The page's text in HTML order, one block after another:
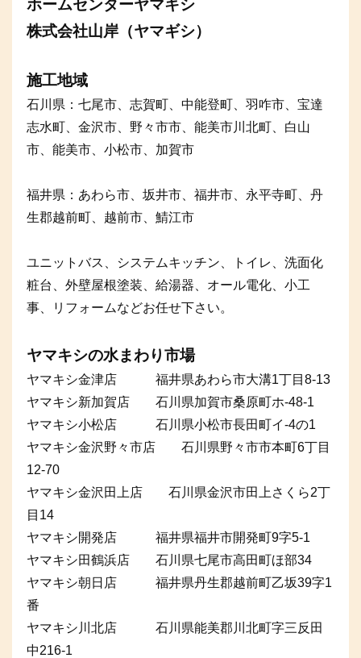
ホームセンターヤマキシ
株式会社山岸（ヤマギシ）
施工地域
石川県：七尾市、志賀町、中能登町、羽咋市、宝達
志水町、金沢市、野々市市、能美市川北町、白山
市、能美市、小松市、加賀市
福井県：あわら市、坂井市、福井市、永平寺町、丹
生郡越前町、越前市、鯖江市
ユニットバス、システムキッチン、トイレ、洗面化
粧台、外壁屋根塗装、給湯器、オール電化、小工
事、リフォームなどお任せ下さい。
ヤマキシの水まわり市場
ヤマキシ金津店 福井県あわら市大溝1丁目8-13
ヤマキシ新加賀店 石川県加賀市桑原町ホ-48-1
ヤマキシ小松店 石川県小松市長田町イ-4の1
ヤマキシ金沢野々市店 石川県野々市市本町6丁目
12-70
ヤマキシ金沢田上店 石川県金沢市田上さくら2丁
目14
ヤマキシ開発店 福井県福井市開発町9字5-1
ヤマキシ田鶴浜店 石川県七尾市高田町ほ部34
ヤマキシ朝日店 福井県丹生郡越前町乙坂39字1
番
ヤマキシ川北店 石川県能美郡川北町字三反田
中216-1